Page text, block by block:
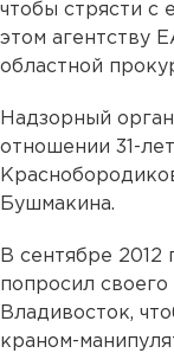
чтобы стрясти с
этом агентству
областной
Надзорный
отношении 31-
Бушмакина.
В сентябре 2012
попросил своего
Владивосток,
краном-